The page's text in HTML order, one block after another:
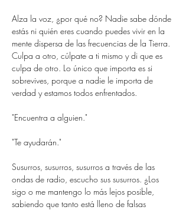
Alza la voz, ¿por qué no? Nadie sabe dónde
estás ni quién eres cuando puedes vivir en la
mente dispersa de las frecuencias de la Tierra.
Culpa a otro, cúlpate a ti mismo y di que es
culpa de otro. Lo único que importa es si
sobrevives, porque a nadie le importa de
verdad y estamos todos enfrentados.
"Encuentra a alguien."
"Te ayudarán."
Susurros, susurros, susurros a través de las
ondas de radio, escucho sus susurros. ¿Los
sigo o me mantengo lo más lejos posible,
sabiendo que tanto está lleno de falsas